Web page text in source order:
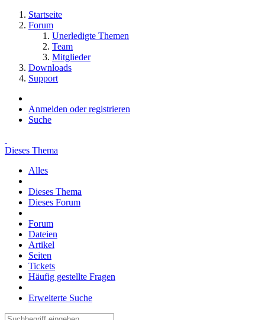
Startseite
Forum
Unerledigte Themen
Team
Mitglieder
Downloads
Support
Anmelden oder registrieren
Suche
Dieses Thema
Alles
Dieses Thema
Dieses Forum
Forum
Dateien
Artikel
Seiten
Tickets
Häufig gestellte Fragen
Erweiterte Suche